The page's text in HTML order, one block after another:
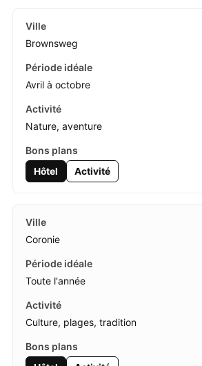
Brownsweg
Avril à octobre
Nature, aventure
Hôtel Activité
Coronie
Toute l'année
Culture, plages, tradition